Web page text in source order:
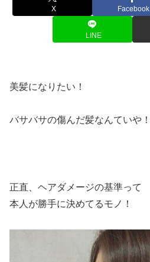
X Facebook
LINE
美髪になりたい！
バサバサの傷んだ髪なんていや！
正直、ヘアダメージの基準って
本人が勝手に決めてるモノ！